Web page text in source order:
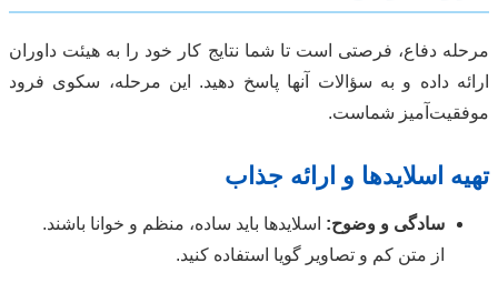
مرحله دفاع، فرصتی است تا شما نتایج کار خود را به هیئت داوران
ارائه داده و به سؤالات آنها پاسخ دهید. این مرحله، سکوی فرود
موفقیت‌آمیز شماست.
تهیه اسلایدها و ارائه جذاب
سادگی و وضوح: اسلایدها باید ساده، منظم و خوانا باشند.
از متن کم و تصاویر گویا استفاده کنید.